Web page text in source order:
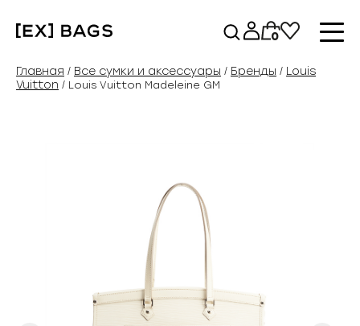
содержимому
0
Главная / Все сумки и аксессуары / Бренды / Louis
Vuitton / Louis Vuitton Madeleine GM